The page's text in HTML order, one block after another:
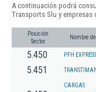
A continuación podrá
Transports Slu y
Posición
Sector
Nombre
5.450 PFH EXPRESS
5.451
CARGAS